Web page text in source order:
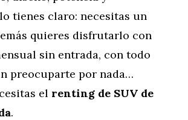
tienes claro: necesitas un
quieres disfrutarlo con
sin entrada, con todo
preocuparte por nada…
el renting de SUV de
.